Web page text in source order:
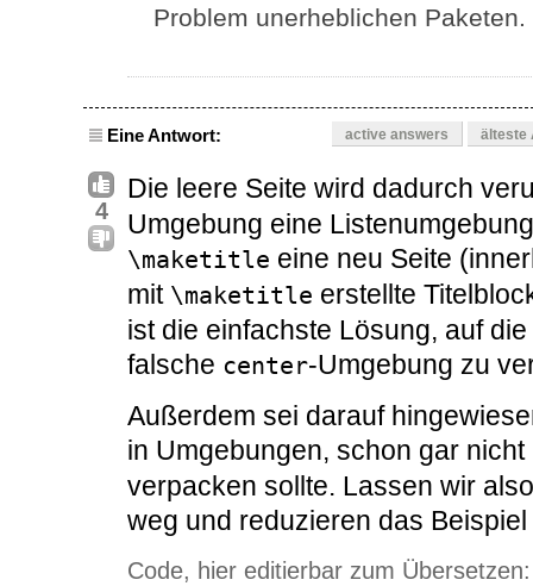
Problem unerheblichen Paketen.
Eine Antwort: active answers älteste
4
Die leere Seite wird dadurch
Umgebung eine
\maketitle eine neu Seite
mit \maketitle erstellte
ist die einfachste Lösung, auf
falsche center-Umgebung zu
Außerdem sei darauf
in Umgebungen, schon gar
verpacken sollte. Lassen wir
weg und reduzieren das
Code, hier editierbar zum Übersetzen: